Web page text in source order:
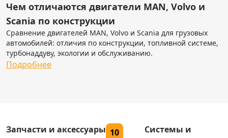
Чем отличаются двигатели MAN, Volvo и
Scania по конструкции
Сравнение двигателей MAN, Volvo и Scania для грузовых
автомобилей: отличия по конструкции, топливной системе,
турбонаддуву, экологии и обслуживанию.
Подробнее
Запчасти и аксессуары 10
Системы и